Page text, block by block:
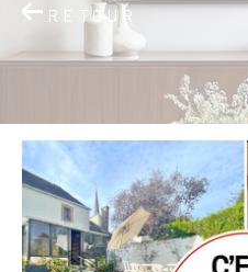
RETOUR